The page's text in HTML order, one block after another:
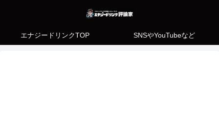
エナジードリンクTOP SNSやYouTubeなど